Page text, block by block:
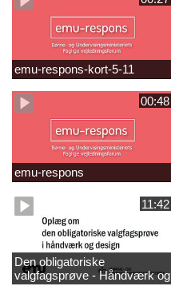
emu-respons-kort-5-11
00:48
emu-respons
11:42
Den obligatoriske
valgfagsprøve - Håndværk og
design